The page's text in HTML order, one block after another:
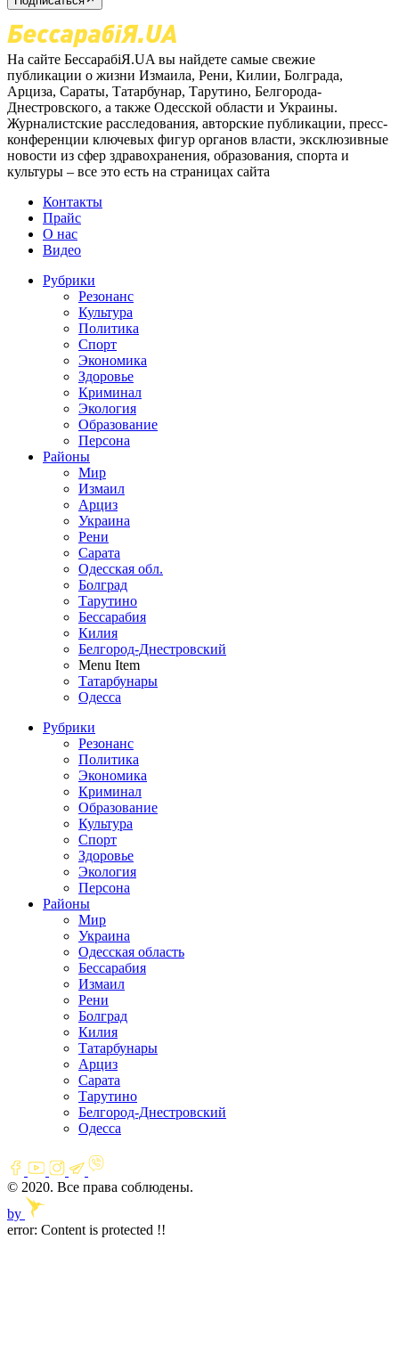
На сайте БессарабіЯ.UA вы найдете самые свежие
публикации о жизни Измаила, Рени, Килии, Болграда,
Арциза, Сараты, Татарбунар, Тарутино, Белгорода-
Днестровского, а также Одесской области и Украины.
Журналистские расследования, авторские публикации, пресс-
конференции ключевых фигур органов власти, эксклюзивные
новости из сфер здравохранения, образования, спорта и
культуры – все это есть на страницах сайта
Контакты
Прайс
О нас
Видео
Рубрики
Резонанс
Культура
Политика
Спорт
Экономика
Здоровье
Криминал
Экология
Образование
Персона
Районы
Мир
Измаил
Арциз
Украина
Рени
Сарата
Одесская обл.
Болград
Тарутино
Бессарабия
Килия
Белгород-Днестровский
Menu Item
Татарбунары
Одесса
Рубрики
Резонанс
Политика
Экономика
Криминал
Образование
Культура
Спорт
Здоровье
Экология
Персона
Районы
Мир
Украина
Одесская область
Бессарабия
Измаил
Рени
Болград
Килия
Татарбунары
Арциз
Сарата
Тарутино
Белгород-Днестровский
Одесса
© 2020. Все права соблюдены.
by
error: Content is protected !!